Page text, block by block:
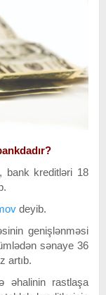
bank kreditləri 18
deyib.
genişlənməsi
sənaye 36
artıb.
əhalinin rastlaşa